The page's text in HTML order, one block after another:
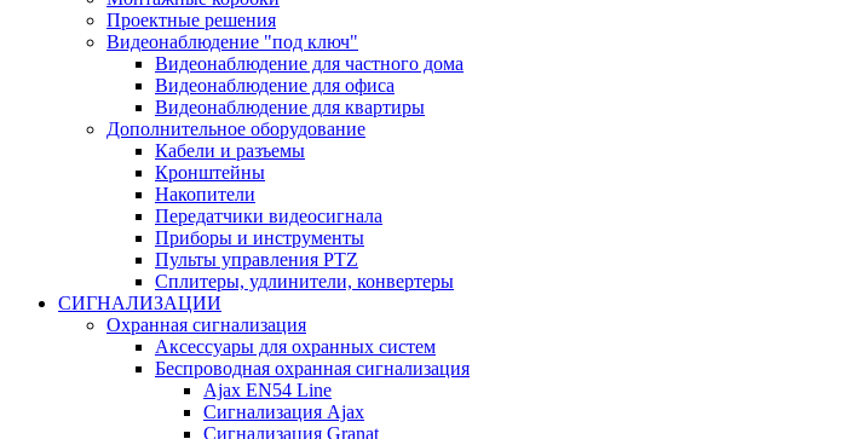
Проектные решения
Видеонаблюдение "под ключ"
Видеонаблюдение для частного дома
Видеонаблюдение для офиса
Видеонаблюдение для квартиры
Дополнительное оборудование
Кабели и разъемы
Кронштейны
Накопители
Передатчики видеосигнала
Приборы и инструменты
Пульты управления PTZ
Сплитеры, удлинители, конвертеры
СИГНАЛИЗАЦИИ
Охранная сигнализация
Аксессуары для охранных систем
Беспроводная охранная сигнализация
Ajax EN54 Line
Сигнализация Ajax
Сигнализация Granat